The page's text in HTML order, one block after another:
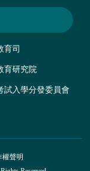
育司
育研究院
試入學分發委員會
權聲明